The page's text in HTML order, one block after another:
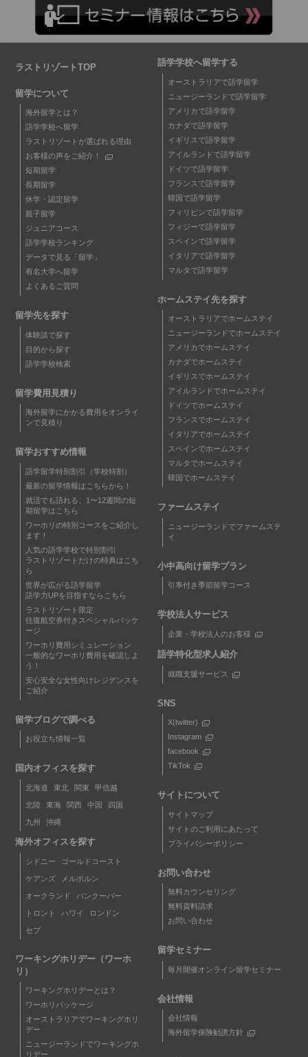
ラストリゾートTOP
留学について
海外留学とは？
語学学校へ留学
ラストリゾートが選ばれる理由
お客様の声をご紹介！
短期留学
長期留学
休学・認定留学
親子留学
ジュニアコース
語学学校ランキング
データで見る「留学」
有名大学へ留学
よくあるご質問
留学先を探す
体験談で探す
目的から探す
語学学校検索
留学費用見積り
海外留学にかかる費用をオンライ
ンで見積り
留学おすすめ情報
語学留学特別割引（学校特割）
最新の留学情報はこちらから！
就活でも語れる、1〜12週間の短
期留学はこちら
ワーホリの特別コースをご紹介し
ます！
人気の語学学校で特別割引
ラストリゾートだけの特典はこち
ら
世界が広がる語学留学
語学力UPを目指すならこちら
ラストリゾート限定
往復航空券付きスペシャルパッケ
ージ
ワーホリ費用シミュレーション
一般的なワーホリ費用を確認しよ
う！
安心安全な女性向けレジデンスを
ご紹介
留学ブログで調べる
お役立ち情報一覧
国内オフィスを探す
北海道 東北 関東 甲信越
北陸 東海 関西 中国 四国
九州 沖縄
海外オフィスを探す
シドニー ゴールドコースト
ケアンズ メルボルン
オークランド バンクーバー
トロント ハワイ ロンドン
セブ
ワーキングホリデー（ワーホ
リ）
ワーキングホリデーとは？
ワーホリパッケージ
オーストラリアでワーキングホリ
デー
ニュージーランドでワーキングホ
リデー
語学学校へ留学する
オーストラリアで語学留学
ニュージーランドで語学留学
アメリカで語学留学
カナダで語学留学
イギリスで語学留学
アイルランドで語学留学
ドイツで語学留学
フランスで語学留学
韓国で語学留学
フィリピンで語学留学
フィジーで語学留学
スペインで語学留学
イタリアで語学留学
マルタで語学留学
ホームステイ先を探す
オーストラリアでホームステイ
ニュージーランドでホームステイ
アメリカでホームステイ
カナダでホームステイ
イギリスでホームステイ
アイルランドでホームステイ
ドイツでホームステイ
フランスでホームステイ
イタリアでホームステイ
スペインでホームステイ
マルタでホームステイ
韓国でホームステイ
ファームステイ
ニュージーランドでファームステ
イ
小中高向け留学プラン
引率付き季節留学コース
学校法人サービス
企業・学校法人のお客様
語学特化型求人紹介
就職支援サービス
SNS
X(twitter)
Instagram
facebook
TikTok
サイトについて
サイトマップ
サイトのご利用にあたって
プライバシーポリシー
お問い合わせ
無料カウンセリング
無料資料請求
お問い合わせ
留学セミナー
毎月開催オンライン留学セミナー
会社情報
会社情報
海外留学保険勧誘方針